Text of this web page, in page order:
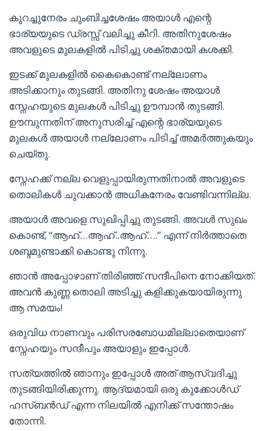
കുറച്ചുനേരം ചുംബിച്ചശേഷം അയാൾ എന്റെ
ഭാര്യയുടെ ഡ്രസ്സ് വലിച്ചു കീറി. അതിനുശേഷം
അവളുടെ മുലകളിൽ പിടിച്ചു ശക്തമായി കശക്കി.
ഇടക്ക് മുലകളിൽ കൈകൊണ്ട് നല്ലോണം
അടിക്കാനും തുടങ്ങി. അതിനു ശേഷം അയാൾ
സ്നേഹയുടെ മുലകൾ പിടിച്ചു ഊമ്പാൻ തുടങ്ങി.
ഊമ്പുന്നതിന് അനുസരിച്ച് എന്റെ ഭാര്യയുടെ
മുലകൾ അയാൾ നല്ലോണം പിടിച്ച് അമർത്തുകയും
ചെയ്തു.
സ്നേഹക്ക് നല്ല വെളുപ്പായിരുന്നതിനാൽ അവളുടെ
തൊലികൾ ചുവക്കാൻ അധികനേരം വേണ്ടിവന്നില്ല.
അയാൾ അവളെ സുഖിപ്പിച്ചു തുടങ്ങി. അവൾ സുഖം
കൊണ്ട്, “ആഹ്…ആഹ്..ആഹ്….” എന്ന് നിർത്താതെ
ശബ്ദമുണ്ടാക്കി കൊണ്ടു നിന്നു.
ഞാൻ അപ്പോഴാണ് തിരിഞ്ഞ് സന്ദീപിനെ നോക്കിയത്.
അവൻ കുണ്ണ തൊലി അടിച്ചു കളിക്കുകയായിരുന്നു
ആ സമയം!
ഒരുവിധ നാണവും പരിസരബോധമില്ലാതെയാണ്
സ്നേഹയും സന്ദീപും അയാളും ഇപ്പോൾ.
സത്യത്തിൽ ഞാനും ഇപ്പോൾ അത് ആസ്വദിച്ചു
തുടങ്ങിയിരിക്കുന്നു. ആദ്യമായി ഒരു കുക്കോൾഡ്
ഹസ്ബൻഡ് എന്ന നിലയിൽ എനിക്ക് സന്തോഷം
തോന്നി.